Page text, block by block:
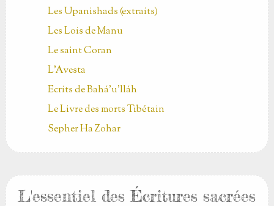
Les Upanishads (extraits)
Les Lois de Manu
Le saint Coran
L'Avesta
Ecrits de Bahá’u’lláh
Le Livre des morts Tibétain
Sepher Ha Zohar
L'essentiel des Écritures sacrées